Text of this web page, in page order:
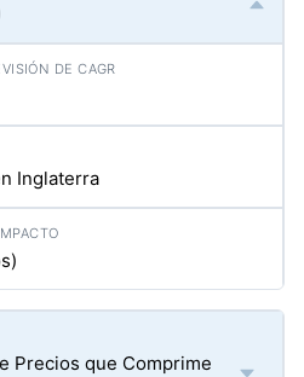
Inglaterra
Precios que Comprime